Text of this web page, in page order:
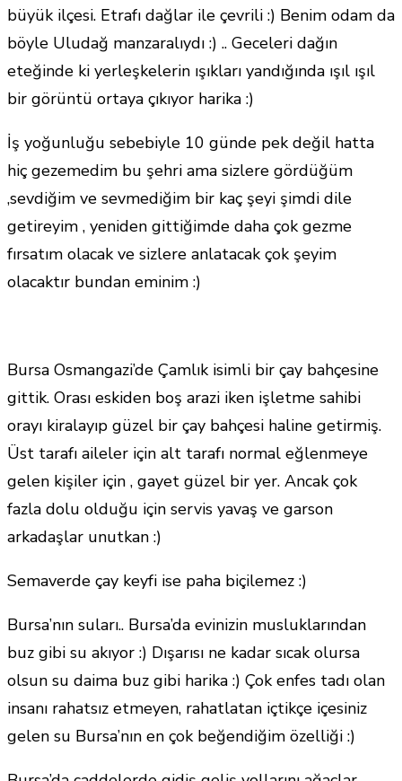
büyük ilçesi. Etrafı dağlar ile çevrili :) Benim odam da
böyle Uludağ manzaralıydı :) .. Geceleri dağın
eteğinde ki yerleşkelerin ışıkları yandığında ışıl ışıl
bir görüntü ortaya çıkıyor harika :)
İş yoğunluğu sebebiyle 10 günde pek değil hatta
hiç gezemedim bu şehri ama sizlere gördüğüm
,sevdiğim ve sevmediğim bir kaç şeyi şimdi dile
getireyim , yeniden gittiğimde daha çok gezme
fırsatım olacak ve sizlere anlatacak çok şeyim
olacaktır bundan eminim :)
Bursa Osmangazi’de Çamlık isimli bir çay bahçesine
gittik. Orası eskiden boş arazi iken işletme sahibi
orayı kiralayıp güzel bir çay bahçesi haline getirmiş.
Üst tarafı aileler için alt tarafı normal eğlenmeye
gelen kişiler için , gayet güzel bir yer. Ancak çok
fazla dolu olduğu için servis yavaş ve garson
arkadaşlar unutkan :)
Semaverde çay keyfi ise paha biçilemez :)
Bursa’nın suları.. Bursa’da evinizin musluklarından
buz gibi su akıyor :) Dışarısı ne kadar sıcak olursa
olsun su daima buz gibi harika :) Çok enfes tadı olan
insanı rahatsız etmeyen, rahatlatan içtikçe içesiniz
gelen su Bursa’nın en çok beğendiğim özelliği :)